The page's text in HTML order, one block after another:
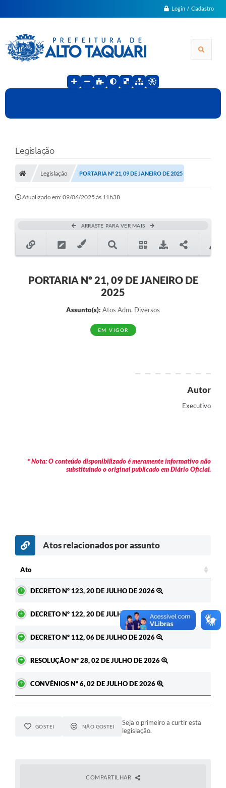
Login / Cadastro
Legislação
Legislação PORTARIA Nº 21, 09 DE JANEIRO DE 2025
Atualizado em: 09/06/2025 às 11h38
ARRASTE PARA VER MAIS
PORTARIA Nº 21, 09 DE JANEIRO DE
2025
Assunto(s): Atos Adm. Diversos
EM VIGOR
Autor
Executivo
* Nota: O conteúdo disponibilizado é meramente informativo não
substituindo o original publicado em Diário Oficial.
Atos relacionados por assunto
Ato
DECRETO Nº 123, 20 DE JULHO DE 2026
DECRETO Nº 122, 20 DE JULHO DE 2026
DECRETO Nº 112, 06 DE JULHO DE 2026
RESOLUÇÃO Nº 28, 02 DE JULHO DE 2026
CONVÊNIOS Nº 6, 02 DE JULHO DE 2026
GOSTEI NÃO GOSTEI
Seja o primeiro a curtir esta
legislação.
COMPARTILHAR